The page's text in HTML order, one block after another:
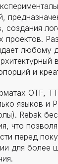
создания
проектов.
любому
и
OTF,
языков и
Rebak
что
перед
для более